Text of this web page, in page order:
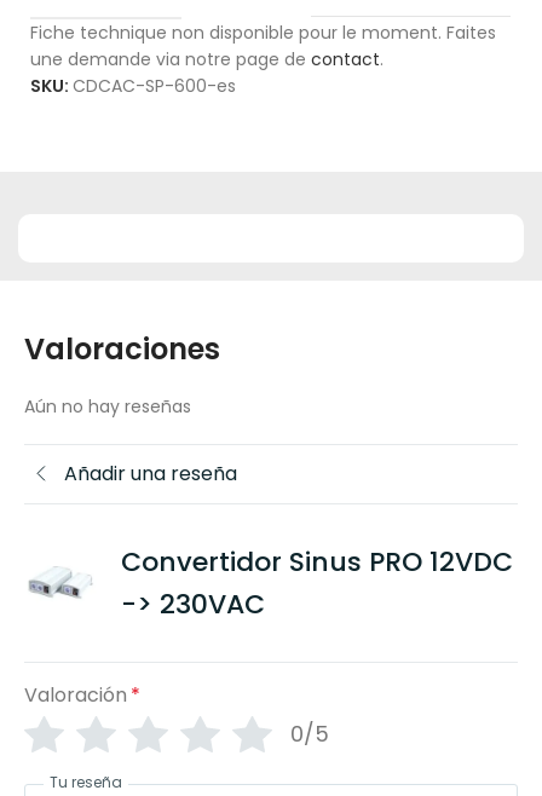
Fiche technique non disponible pour le moment. Faites
une demande via notre page de contact.
SKU: CDCAC-SP-600-es
Valoraciones
Aún no hay reseñas
Añadir una reseña
Convertidor Sinus PRO 12VDC
-> 230VAC
Valoración *
0/5
Tu reseña